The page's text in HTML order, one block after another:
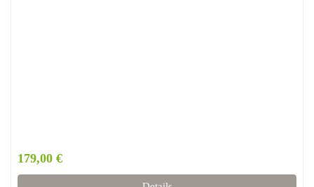
179,00 €